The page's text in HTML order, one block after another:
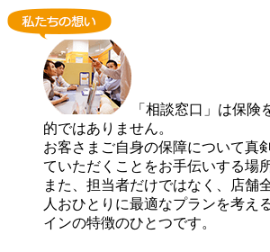
「相談窓口」は保険
的ではありません。
お客さまご自身の保障について真
ていただくことをお手伝いする場
また、担当者だけではなく、店舗
人おひとりに最適なプランを考え
インの特徴のひとつです。